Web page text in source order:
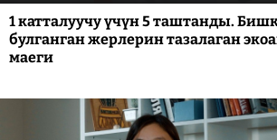
1 катталуучу үчүн 5 таштанды.
булганган жерлерин тазалаган
маеги